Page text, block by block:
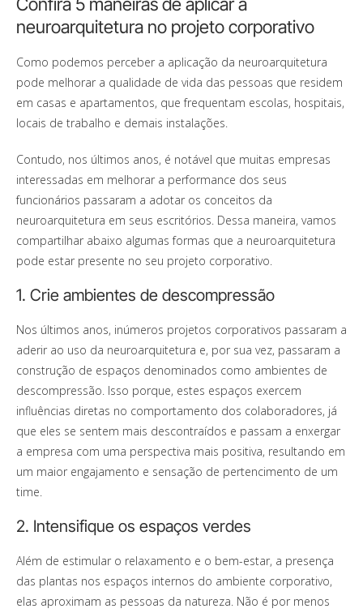
neuroarquitetura no projeto corporativo
Como podemos perceber a aplicação da neuroarquitetura
pode melhorar a qualidade de vida das pessoas que residem
em casas e apartamentos, que frequentam escolas, hospitais,
locais de trabalho e demais instalações.
Contudo, nos últimos anos, é notável que muitas empresas
interessadas em melhorar a performance dos seus
funcionários passaram a adotar os conceitos da
neuroarquitetura em seus escritórios. Dessa maneira, vamos
compartilhar abaixo algumas formas que a neuroarquitetura
pode estar presente no seu projeto corporativo.
1. Crie ambientes de descompressão
Nos últimos anos, inúmeros projetos corporativos passaram a
aderir ao uso da neuroarquitetura e, por sua vez, passaram a
construção de espaços denominados como ambientes de
descompressão. Isso porque, estes espaços exercem
influências diretas no comportamento dos colaboradores, já
que eles se sentem mais descontraídos e passam a enxergar
a empresa com uma perspectiva mais positiva, resultando em
um maior engajamento e sensação de pertencimento de um
time.
2. Intensifique os espaços verdes
Além de estimular o relaxamento e o bem-estar, a presença
das plantas nos espaços internos do ambiente corporativo,
elas aproximam as pessoas da natureza. Não é por menos